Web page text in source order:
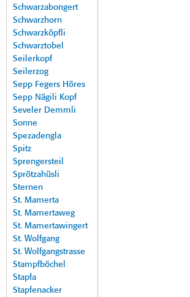
Schwarzabongert
Schwarzhorn
Schwarzköpfli
Schwarztobel
Seilerkopf
Seilerzog
Sepp Fegers Höres
Sepp Nägili Kopf
Seveler Demmli
Sonne
Spezadengla
Spitz
Sprengersteil
Sprötzahüsli
Sternen
St. Mamerta
St. Mamertaweg
St. Mamertawingert
St. Wolfgang
St. Wolfgangstrasse
Stampfböchel
Stapfa
Stapfenacker